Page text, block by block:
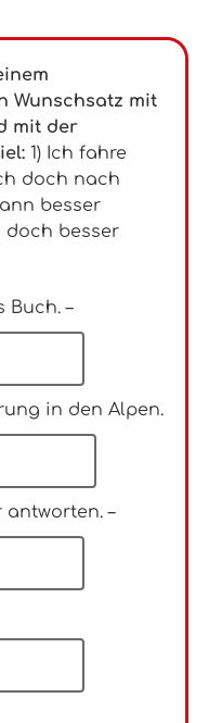
Wunschsatz mit
mit der
1) Ich fahre
doch nach
besser
doch besser
Buch. –
in den Alpen.
antworten. –